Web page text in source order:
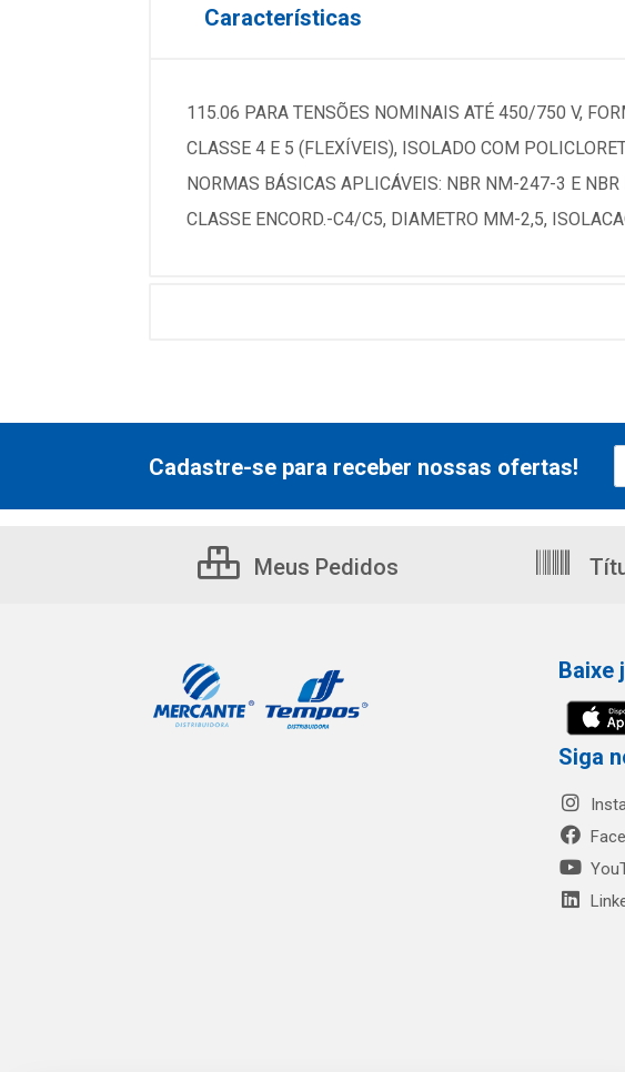
Características
115.06 PARA TENSÕES NOMINAIS ATÉ 450/750 V,
CLASSE 4 E 5 (FLEXÍVEIS), ISOLADO COM
NORMAS BÁSICAS APLICÁVEIS: NBR NM-247-3 E
CLASSE ENCORD.-C4/C5, DIAMETRO MM-2,5,
Cadastre-se para receber nossas ofertas!
Meus Pedidos
Baixe
Siga